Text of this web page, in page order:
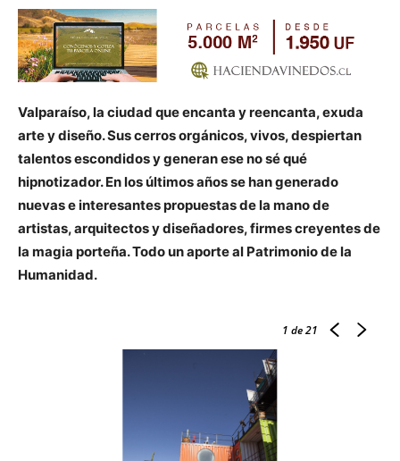
Valparaíso, la ciudad que encanta y reencanta, exuda
arte y diseño. Sus cerros orgánicos, vivos, despiertan
talentos escondidos y generan ese no sé qué
hipnotizador. En los últimos años se han generado
nuevas e interesantes propuestas de la mano de
artistas, arquitectos y diseñadores, firmes creyentes de
la magia porteña. Todo un aporte al Patrimonio de la
Humanidad.
1 de 21